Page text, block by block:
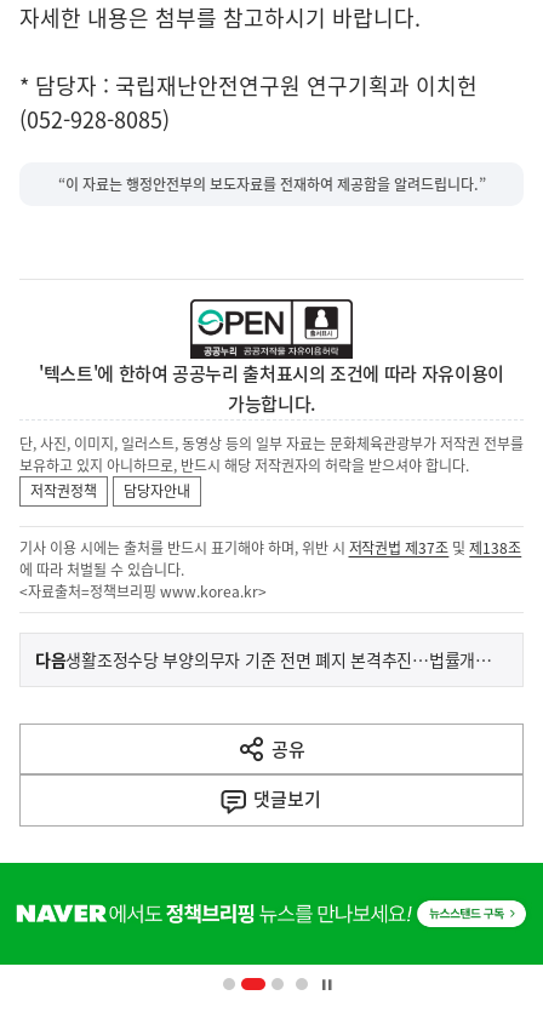
자세한 내용은 첨부를 참고하시기 바랍니다.
* 담당자 : 국립재난안전연구원 연구기획과 이치헌
(052-928-8085)
“이 자료는 행정안전부의 보도자료를 전재하여 제공함을 알려드립니다.”
'텍스트'에 한하여 공공누리 출처표시의 조건에 따라 자유이용이
가능합니다.
단, 사진, 이미지, 일러스트, 동영상 등의 일부 자료는 문화체육관광부가 저작권 전부를
보유하고 있지 아니하므로, 반드시 해당 저작권자의 허락을 받으셔야 합니다.
저작권정책
담당자안내
기사 이용 시에는 출처를 반드시 표기해야 하며, 위반 시 저작권법 제37조 및제138조
에 따라 처벌될 수 있습니다.
<자료출처=정책브리핑 www.korea.kr>
이
전
다
음
다음기
생활조정수당 부양의무자 기준 전면 폐지 본격추진…법률개정안 국무회의 통과
공유
열
기
댓글보기
단